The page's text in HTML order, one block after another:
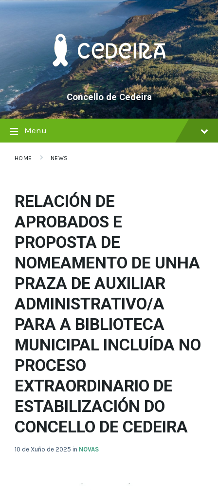
Skip
Skip
Skip
Concello de Cedeira
Menu
HOME NEWS
RELACIÓN DE
APROBADOS E
PROPOSTA DE
NOMEAMENTO DE UNHA
PRAZA DE AUXILIAR
ADMINISTRATIVO/A
PARA A BIBLIOTECA
MUNICIPAL INCLUÍDA NO
PROCESO
EXTRAORDINARIO DE
ESTABILIZACIÓN DO
CONCELLO DE CEDEIRA
10 de Xuño de 2025 in NOVAS